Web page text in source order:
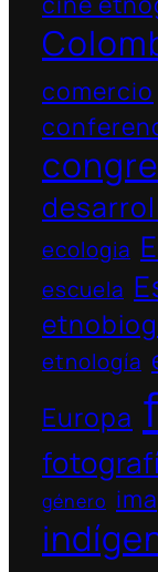
comercio
ecologia
escuela
etnología
Europa
género